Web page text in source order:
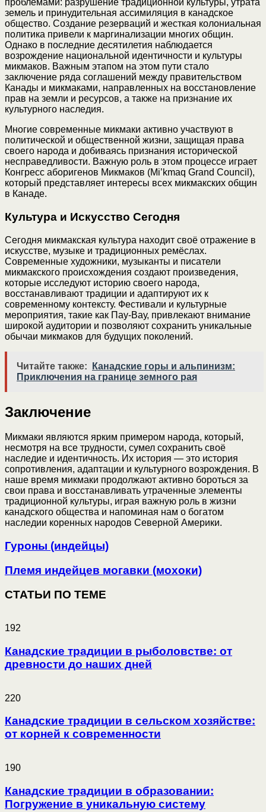
проблемами: разрушение традиционной культуры, утрата
земель и принудительная ассимиляция в канадское
общество. Создание резерваций и жесткая колониальная
политика привели к маргинализации многих общин.
Однако в последние десятилетия наблюдается
возрождение национальной идентичности и культуры
микмаков. Важным этапом на этом пути стало
заключение ряда соглашений между правительством
Канады и микмаками, направленных на восстановление
прав на земли и ресурсов, а также на признание их
культурного наследия.
Многие современные микмаки активно участвуют в
политической и общественной жизни, защищая права
своего народа и добиваясь признания исторической
несправедливости. Важную роль в этом процессе играет
Конгресс аборигенов Микмаков (Mi’kmaq Grand Council),
который представляет интересы всех микмакских общин
в Канаде.
Культура и Искусство Сегодня
Сегодня микмакская культура находит своё отражение в
искусстве, музыке и традиционных ремёслах.
Современные художники, музыканты и писатели
микмакского происхождения создают произведения,
которые исследуют историю своего народа,
восстанавливают традиции и адаптируют их к
современному контексту. Фестивали и культурные
мероприятия, такие как Пау-Вау, привлекают внимание
широкой аудитории и позволяют сохранить уникальные
обычаи микмаков для будущих поколений.
Читайте также:
Канадские горы и альпинизм:
Приключения на границе земного рая
Заключение
Микмаки являются ярким примером народа, который,
несмотря на все трудности, сумел сохранить своё
наследие и идентичность. Их история — это история
сопротивления, адаптации и культурного возрождения. В
наше время микмаки продолжают активно бороться за
свои права и восстанавливать утраченные элементы
традиционной культуры, играя важную роль в жизни
канадского общества и напоминая нам о богатом
наследии коренных народов Северной Америки.
Гуроны (индейцы)
Племя индейцев могавки (мохоки)
СТАТЬИ ПО ТЕМЕ
192
Канадские традиции в рыболовстве: от
древности до наших дней
220
Канадские традиции в сельском хозяйстве:
от корней к современности
190
Канадские традиции в образовании:
Погружение в уникальную систему